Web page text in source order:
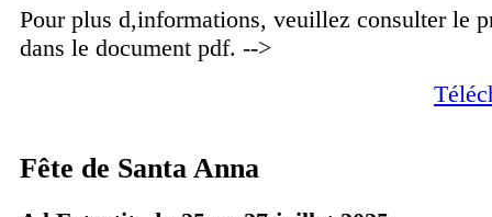
Pour plus d,informations, veuillez consulter le
dans le document pdf. -->
Fête de Santa Anna